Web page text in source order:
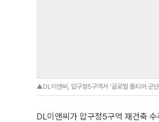
▲DL이앤씨, 압구정5구역서 '글로벌 톱티어 군
DL이앤씨가 압구정5구역 재건축